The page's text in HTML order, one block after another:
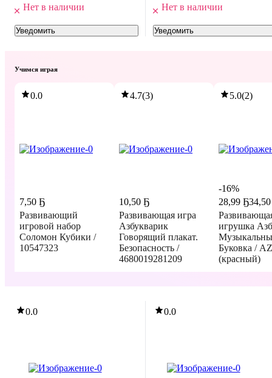
Нет в наличии
Уведомить
Нет в наличии
Уведомить
Учимся играя
0.0
7,50 Ҕ
Развивающий
игровой набор
Соломон Кубики /
10547323
4.7(3)
10,50 Ҕ
Развивающая игра
Азбукварик
Говорящий плакат.
Безопасность /
4680019281209
5.0(2)
-16%
28,99 Ҕ
игрушка
Буковка /
(красный)
0.0 0.0